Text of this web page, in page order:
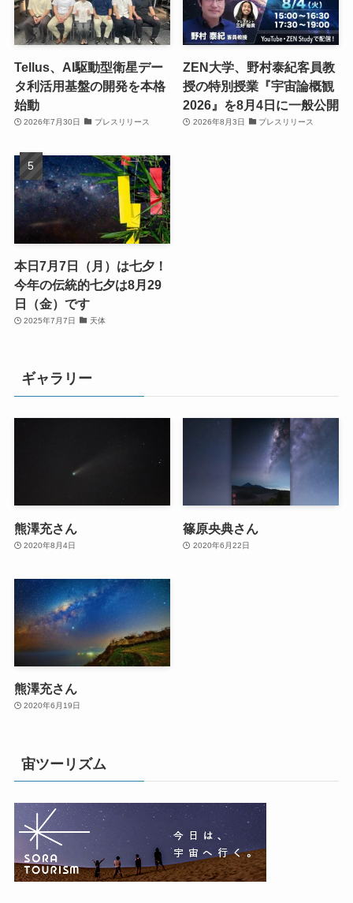
Tellus、AI駆動型衛星デー
タ利活用基盤の開発を本格
始動
2026年7月30日 プレスリリース
ZEN大学、野村泰紀客員教
授の特別授業『宇宙論概観
2026』を8月4日に一般公開
2026年8月3日 プレスリリース
本日7月7日（月）は七夕！
今年の伝統的七夕は8月29
日（金）です
2025年7月7日 天体
ギャラリー
熊澤充さん
2020年8月4日
篠原央典さん
2020年6月22日
熊澤充さん
2020年6月19日
宙ツーリズム